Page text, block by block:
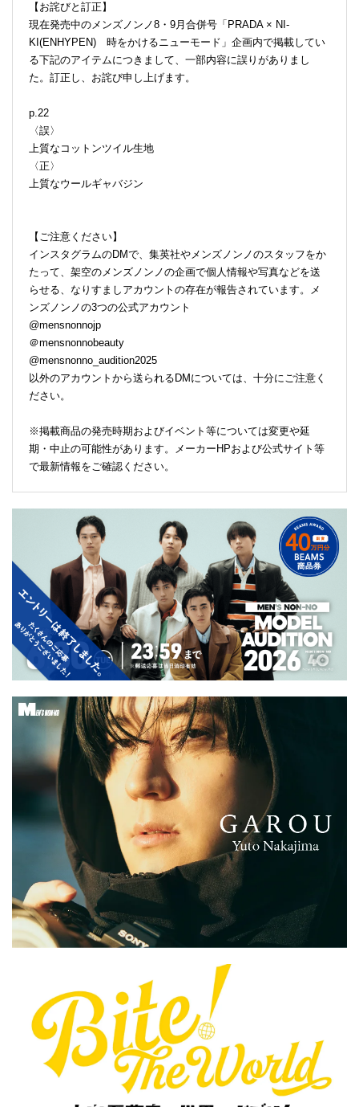
【お詫びと訂正】
現在発売中のメンズノンノ8・9月合併号「PRADA × NI-
KI(ENHYPEN) 時をかけるニューモード」企画内で掲載してい
る下記のアイテムにつきまして、一部内容に誤りがありまし
た。訂正し、お詫び申し上げます。
p.22
〈誤〉
上質なコットンツイル生地
〈正〉
上質なウールギャバジン
【ご注意ください】
インスタグラムのDMで、集英社やメンズノンノのスタッフをか
たって、架空のメンズノンノの企画で個人情報や写真などを送
らせる、なりすましアカウントの存在が報告されています。メ
ンズノンノの3つの公式アカウント
@mensnonnojp
＠mensnonnobeauty
@mensnonno_audition2025
以外のアカウントから送られるDMについては、十分にご注意く
ださい。
※掲載商品の発売時期およびイベント等については変更や延
期・中止の可能性があります。メーカーHPおよび公式サイト等
で最新情報をご確認ください。